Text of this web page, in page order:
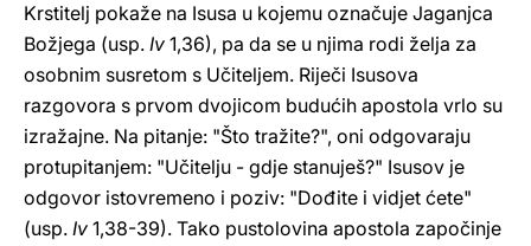
Krstitelj pokaže na Isusa u kojemu označuje Jaganjca
Božjega (usp. Iv 1,36), pa da se u njima rodi želja za
osobnim susretom s Učiteljem. Riječi Isusova
razgovora s prvom dvojicom budućih apostola vrlo su
izražajne. Na pitanje: "Što tražite?", oni odgovaraju
protupitanjem: "Učitelju - gdje stanuješ?" Isusov je
odgovor istovremeno i poziv: "Dođite i vidjet ćete"
(usp. Iv 1,38-39). Tako pustolovina apostola započinje